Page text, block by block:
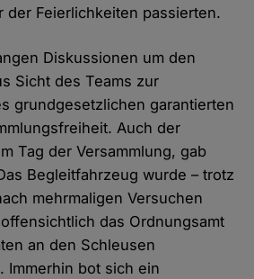
der Feierlichkeiten passierten.
Diskussionen um den
Sicht des Teams zur
grundgesetzlichen garantierten
Auch der
Tag der Versammlung, gab
Begleitfahrzeug wurde – trotz
mehrmaligen Versuchen
das Ordnungsamt
an den Schleusen
Immerhin bot sich ein